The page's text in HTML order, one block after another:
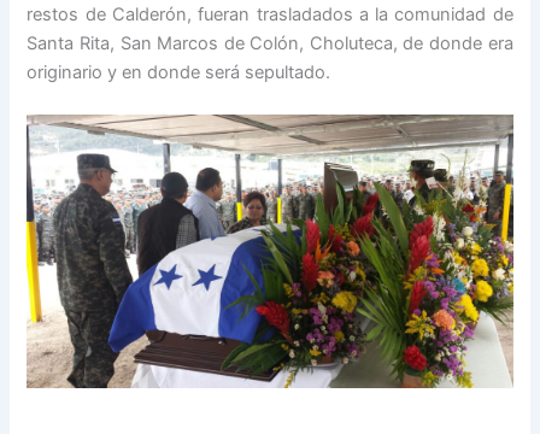
restos de Calderón, fueran trasladados a la comunidad de
Santa Rita, San Marcos de Colón, Choluteca, de donde era
originario y en donde será sepultado.